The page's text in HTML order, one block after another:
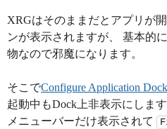
XRGはそのままだとアプリが
ンが表示されますが、 基本的
物なので邪魔になります。
そこでConfigure Application
起動中もDock上非表示にしま
メニューバーだけ表示されて